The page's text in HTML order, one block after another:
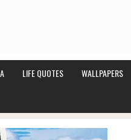
LIFE QUOTES WALLPAPERS